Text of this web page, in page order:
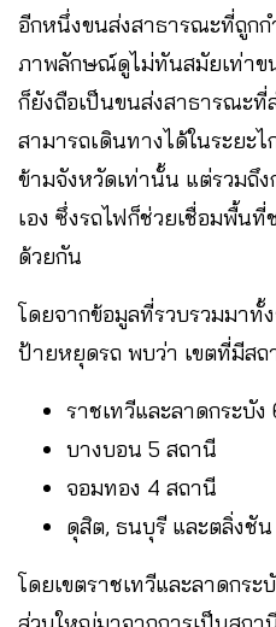
อีกหนึ่งขนส่งสาธารณะที่ถูก
ภาพลักษณ์ดูไม่ทันสมัยเท่าข
ก็ยังถือเป็นขนส่งสาธารณะ
สามารถเดินทางได้ในระยะ
ข้ามจังหวัดเท่านั้น แต่รวมถึ
เอง ซึ่งรถไฟก็ช่วยเชื่อมพื้นที่
ด้วยกัน
โดยจากข้อมูลที่รวบรวมมาทั้
ป้ายหยุดรถ พบว่า เขตที่มีส
ราชเทวีและลาดกระบัง
บางบอน 5 สถานี
จอมทอง 4 สถานี
ดุสิต, ธนบุรี และตลิ่งชั
โดยเขตราชเทวีและลาดกร